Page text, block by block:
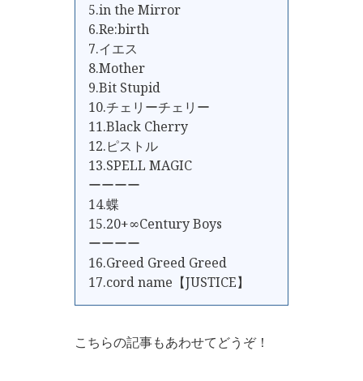
5.in the Mirror
6.Re:birth
7.イエス
8.Mother
9.Bit Stupid
10.チェリーチェリー
11.Black Cherry
12.ピストル
13.SPELL MAGIC
ーーーー
14.蝶
15.20+∞Century Boys
ーーーー
16.Greed Greed Greed
17.cord name【JUSTICE】
こちらの記事もあわせてどうぞ！